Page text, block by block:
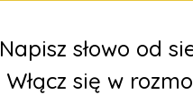
Napisz słowo od
Włącz się w